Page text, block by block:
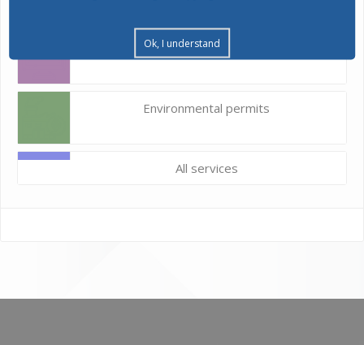
Public acquisitions
Environmental permits
All services
Ok, I understand